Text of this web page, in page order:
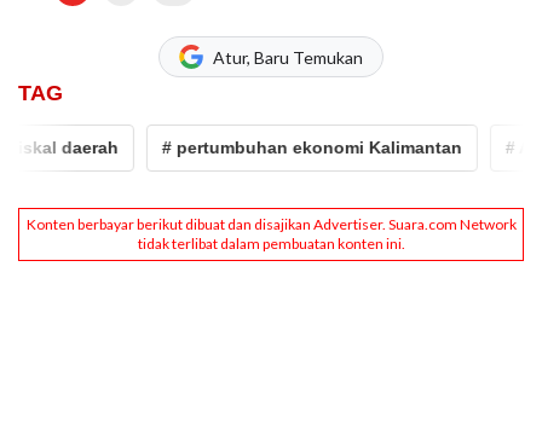
Atur, Baru Temukan
TAG
daerah # pertumbuhan ekonomi Kalimantan #